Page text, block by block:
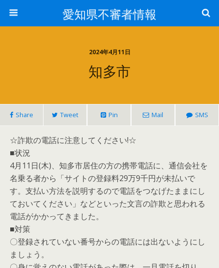
愛知県不審者情報
2024年4月11日
知多市
Share Tweet Pin Mail SMS
☆詐欺の電話に注意してください!☆
■状況
4月11日(木)、知多市居住の方の携帯電話に、通信会社を
名乗る者から「サイトの登録料29万9千円が未払いで
す。支払い方法を説明するので電話をつなげたままにし
ておいてください」などといった文言の詐欺と思われる
電話がかかってきました。
■対策
〇登録されていない番号からの電話には出ないようにし
ましょう。